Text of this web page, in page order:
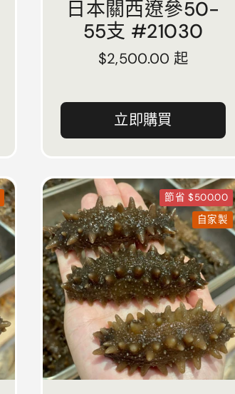
日本關西遼參50-
55支 #21030
正常價格
$2,500.00 起
立即購買
節省 $500.00
自家製